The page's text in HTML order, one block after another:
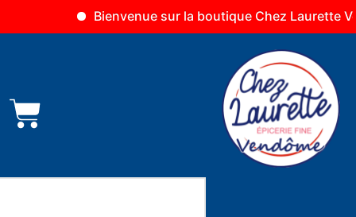
Bienvenue sur la boutique Chez Laurette Vendôme